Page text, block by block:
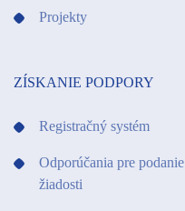
Projekty
ZÍSKANIE PODPORY
Registračný systém
Odporúčania pre podanie
žiadosti